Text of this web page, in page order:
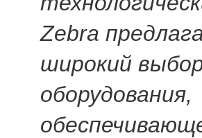
Zebra
широкий
оборудования,